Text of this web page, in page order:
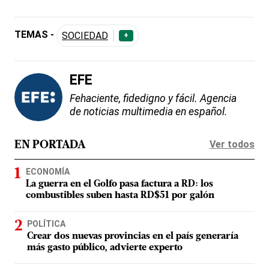
TEMAS - SOCIEDAD +
EFE
Fehaciente, fidedigno y fácil. Agencia
de noticias multimedia en español.
EN PORTADA Ver todos
ECONOMÍA
La guerra en el Golfo pasa factura a RD: los
combustibles suben hasta RD$51 por galón
POLÍTICA
Crear dos nuevas provincias en el país generaría
más gasto público, advierte experto